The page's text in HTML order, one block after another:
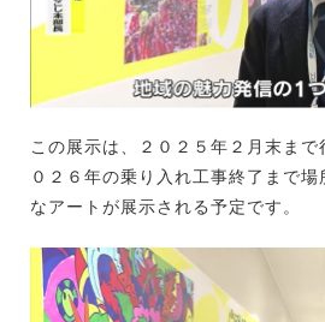
この展示は、２０２５年２月末まで
０２６年の乗り入れ工事終了まで場
なアートが展示される予定です。